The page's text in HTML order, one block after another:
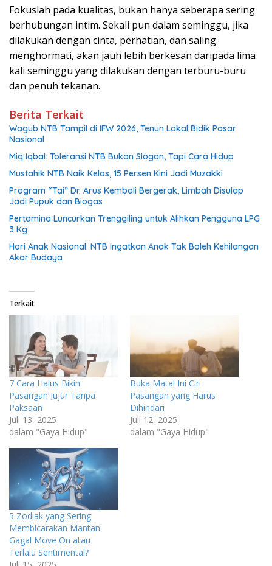
Fokuslah pada kualitas, bukan hanya seberapa sering
berhubungan intim. Sekali pun dalam seminggu, jika
dilakukan dengan cinta, perhatian, dan saling
menghormati, akan jauh lebih berkesan daripada lima
kali seminggu yang dilakukan dengan terburu-buru
dan penuh tekanan.
Berita Terkait
Wagub NTB Tampil di IFW 2026, Tenun Lokal Bidik Pasar
Nasional
Miq Iqbal: Toleransi NTB Bukan Slogan, Tapi Cara Hidup
Mustahik NTB Naik Kelas, 15 Persen Kini Jadi Muzakki
Program “Tai” Dr. Arus Kembali Bergerak, Limbah Disulap
Jadi Pupuk dan Biogas
Pertamina Luncurkan Trenggiling untuk Alihkan Pengguna LPG
3 Kg
Hari Anak Nasional: NTB Ingatkan Anak Tak Boleh Kehilangan
Akar Budaya
Terkait
7 Cara Halus Bikin
Pasangan Jujur Tanpa
Paksaan
Juli 13, 2025
dalam "Gaya Hidup"
Buka Mata! Ini Ciri
Pasangan yang Harus
Dihindari
Juli 12, 2025
dalam "Gaya Hidup"
5 Zodiak yang Sering
Membicarakan Mantan:
Gagal Move On atau
Terlalu Sentimental?